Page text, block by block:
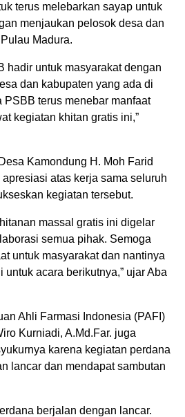
terus melebarkan sayap untuk
menjaukan pelosok desa dan
Madura.
hadir untuk masyarakat dengan
dan kabupaten yang ada di
PSBB terus menebar manfaat
kegiatan khitan gratis ini,”
Kamondung H. Moh Farid
atas kerja sama seluruh
kegiatan tersebut.
massal gratis ini digelar
semua pihak. Semoga
untuk masyarakat dan nantinya
untuk acara berikutnya,” ujar Aba
Ahli Farmasi Indonesia (PAFI)
Kurniadi, A.Md.Far. juga
karena kegiatan perdana
lancar dan mendapat sambutan
berjalan dengan lancar.